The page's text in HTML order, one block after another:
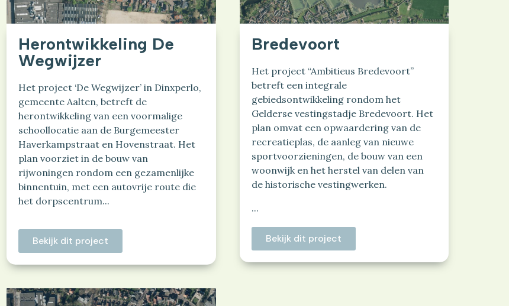
Herontwikkeling De
Wegwijzer
Het project ‘De Wegwijzer’ in Dinxperlo,
gemeente Aalten, betreft de
herontwikkeling van een voormalige
schoollocatie aan de Burgemeester
Haverkampstraat en Hovenstraat. Het
plan voorziet in de bouw van
rijwoningen rondom een gezamenlijke
binnentuin, met een autovrije route die
het dorpscentrum...
Bekijk dit project
Bredevoort
Het project “Ambitieus Bredevoort”
betreft een integrale
gebiedsontwikkeling rondom het
Gelderse vestingstadje Bredevoort. Het
plan omvat een opwaardering van de
recreatieplas, de aanleg van nieuwe
sportvoorzieningen, de bouw van een
woonwijk en het herstel van delen van
de historische vestingwerken.
...
Bekijk dit project